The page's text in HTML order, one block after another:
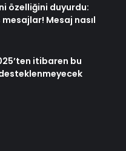
özelliğini duyurdu:
Mesaj nasıl
itibaren bu